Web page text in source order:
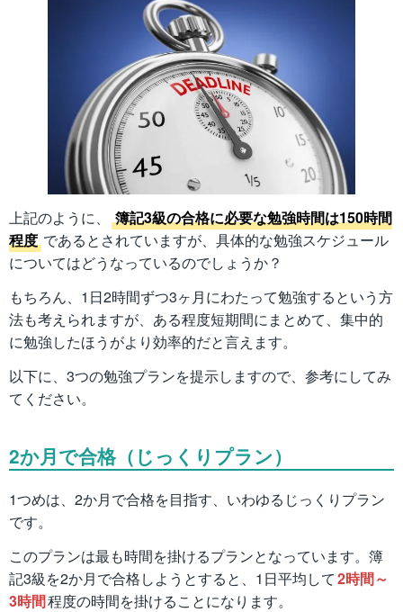
上記のように、
簿記3級の合格に必要な勉強時間は150時間
程度 であるとされていますが、具体的な勉強スケジュール
についてはどうなっているのでしょうか？
もちろん、1日2時間ずつ3ヶ月にわたって勉強するという方
法も考えられますが、ある程度短期間にまとめて、集中的
に勉強したほうがより効率的だと言えます。
以下に、3つの勉強プランを提示しますので、参考にしてみ
てください。
2か月で合格（じっくりプラン）
1つめは、2か月で合格を目指す、いわゆるじっくりプラン
です。
このプランは最も時間を掛けるプランとなっています。簿
記3級を2か月で合格しようとすると、1日平均して2時間～
3時間程度の時間を掛けることになります。